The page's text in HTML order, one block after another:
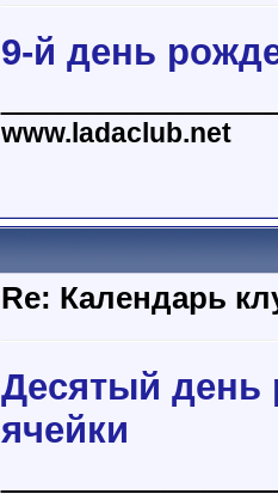
9-й день
www.ladaclub.net
Re: Календарь
Десятый день
ячейки